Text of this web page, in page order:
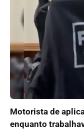
Motorista de
enquanto